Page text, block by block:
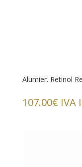
Alumier. Retinol
107.00€ IVA